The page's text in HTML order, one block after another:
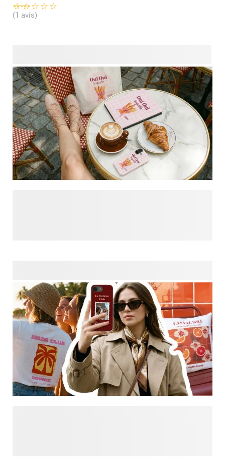
(1 avis)
modernes qui veulent exprimer leur mode parisienne - du
classique au plus ludique. Prête à ajouter du je ne sais quoi
? Découvrez la collection Bonjour Paris.